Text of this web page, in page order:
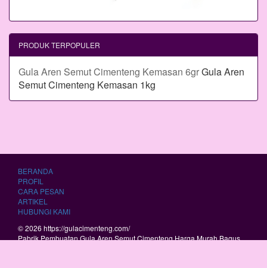
PRODUK TERPOPULER
Gula Aren Semut Cimenteng Kemasan 6grGula Aren
Semut Cimenteng Kemasan 1kg
BERANDA
PROFIL
CARA PESAN
ARTIKEL
HUBUNGI KAMI
© 2026 https://gulacimenteng.com/
Pabrik Pembuatan Gula Aren Semut Cimenteng Harga Murah Bagus